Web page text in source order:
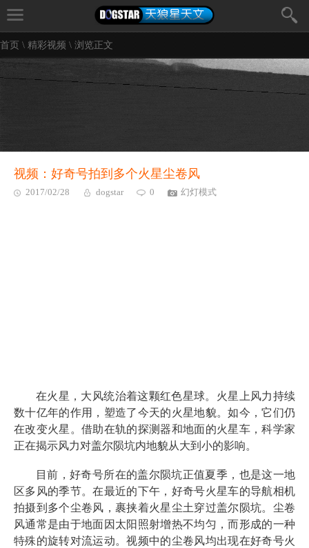
首页\精彩视频\ 浏览正文
视频：好奇号拍到多个火星尘卷风
2017/02/28 dogstar 0 幻灯模式
在火星，大风统治着这颗红色星球。火星上风力持续
数十亿年的作用，塑造了今天的火星地貌。如今，它们仍
在改变火星。借助在轨的探测器和地面的火星车，科学家
正在揭示风力对盖尔陨坑内地貌从大到小的影响。
目前，好奇号所在的盖尔陨坑正值夏季，也是这一地
区多风的季节。在最近的下午，好奇号火星车的导航相机
拍摄到多个尘卷风，裹挟着火星尘土穿过盖尔陨坑。尘卷
风通常是由于地面因太阳照射增热不均匀，而形成的一种
特殊的旋转对流运动。视频中的尘卷风均出现在好奇号火